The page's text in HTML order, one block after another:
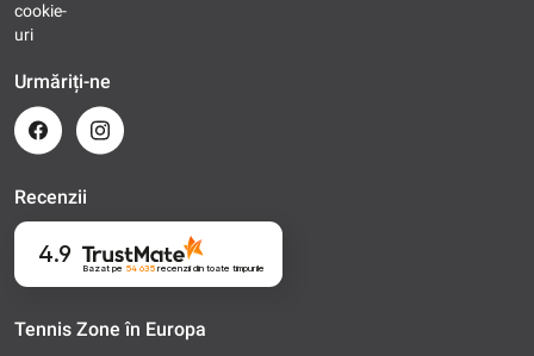
cookie-
uri
Urmăriți-ne
Recenzii
4.9
Bazat pe 54 635recenziidin toate timpurile
Tennis Zone în Europa